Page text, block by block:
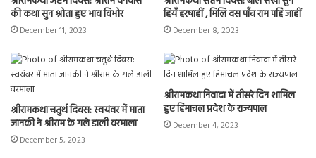
की कथा सुन श्रोता हुए भाव विभोर
December 11, 2023
हियँ हरषाहीं , मिलि दस पाँच राम पहिं जाहीं
December 8, 2023
श्रीरामकथा चतुर्थ दिवस: स्वयंवर में माता
जानकी ने श्रीराम के गले डाली वरमाला
December 5, 2023
श्रीरामकथा निवादा में तीसरे दिन शामिल
हुए हिमाचल प्रदेश के राज्यपाल
December 4, 2023